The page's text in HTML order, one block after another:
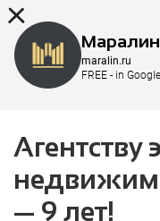
Агентству
— 9 лет!
Маралин
maralin.ru
FREE - in